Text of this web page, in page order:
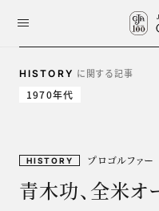
HISTORY に関する記事
1970年代
HISTORY プロゴルファー
青木功、全米オ